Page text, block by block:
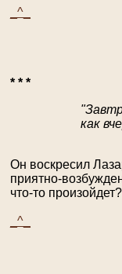
_^_
* * *
как
Он воскресил
приятно-
что-то произойдет?
_^_